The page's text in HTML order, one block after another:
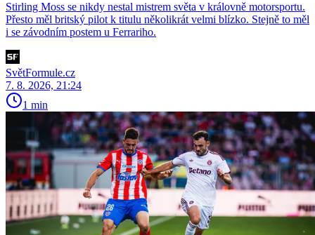
Stirling Moss se nikdy nestal mistrem světa v královně motorsportu.
Přesto měl britský pilot k titulu několikrát velmi blízko. Stejně to měl
i se závodním postem u Ferrariho.
SvětFormule.cz
7. 8. 2026, 21:24
1 min